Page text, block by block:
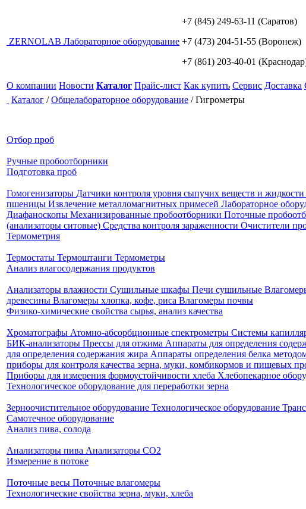
ZERNOLAB Лабораторное оборудование
+7 (845) 249-63-11 (Саратов)
+7 (473) 204-51-55 (Воронеж)
+7 (861) 203-40-01
О компании Новости Каталог Прайс-лист Как купить Сервис Доставка
Каталог /Общелабораторное оборудование /Гигрометры
Отбор проб
Ручные пробоотборники
Подготовка проб
Гомогенизаторы Датчики контроля уровня сыпучих веществ и жидкости
пшеницы Извлечение металломагнитных примесей Лабораторное
Диафаноскопы Механизированные пробоотборники Поточные
(анализаторы ситовые) Средства контроля зараженности Очистители
Термометрия
Термостаты Термоштанги Термометры
Анализ влагосодержания продуктов
Анализаторы влажности Сушильные шкафы Печи сушильные
древесины Влагомеры хлопка, кофе, риса Влагомеры почвы
Физико-химические свойства сырья, анализ качества
Хроматографы Атомно-абсорбционные спектрометры Системы
БИК-анализаторы Прессы для отжима Аппараты для определения
для определения содержания жира Аппараты определения белка
приборы для контроля качества зерна, муки, комбикормов и пищевых
Приборы для измерения формоустойчивости хлеба Хлебопекарное
Технологическое оборудование для переработки зерна
Зерноочистительное оборудование Технологическое оборудование
Самотечное оборудование
Анализ пива, солода
Анализаторы пива Анализаторы СО2
Измерение в потоке
Поточные весы Поточные влагомеры
Технологические свойства зерна, муки, хлеба